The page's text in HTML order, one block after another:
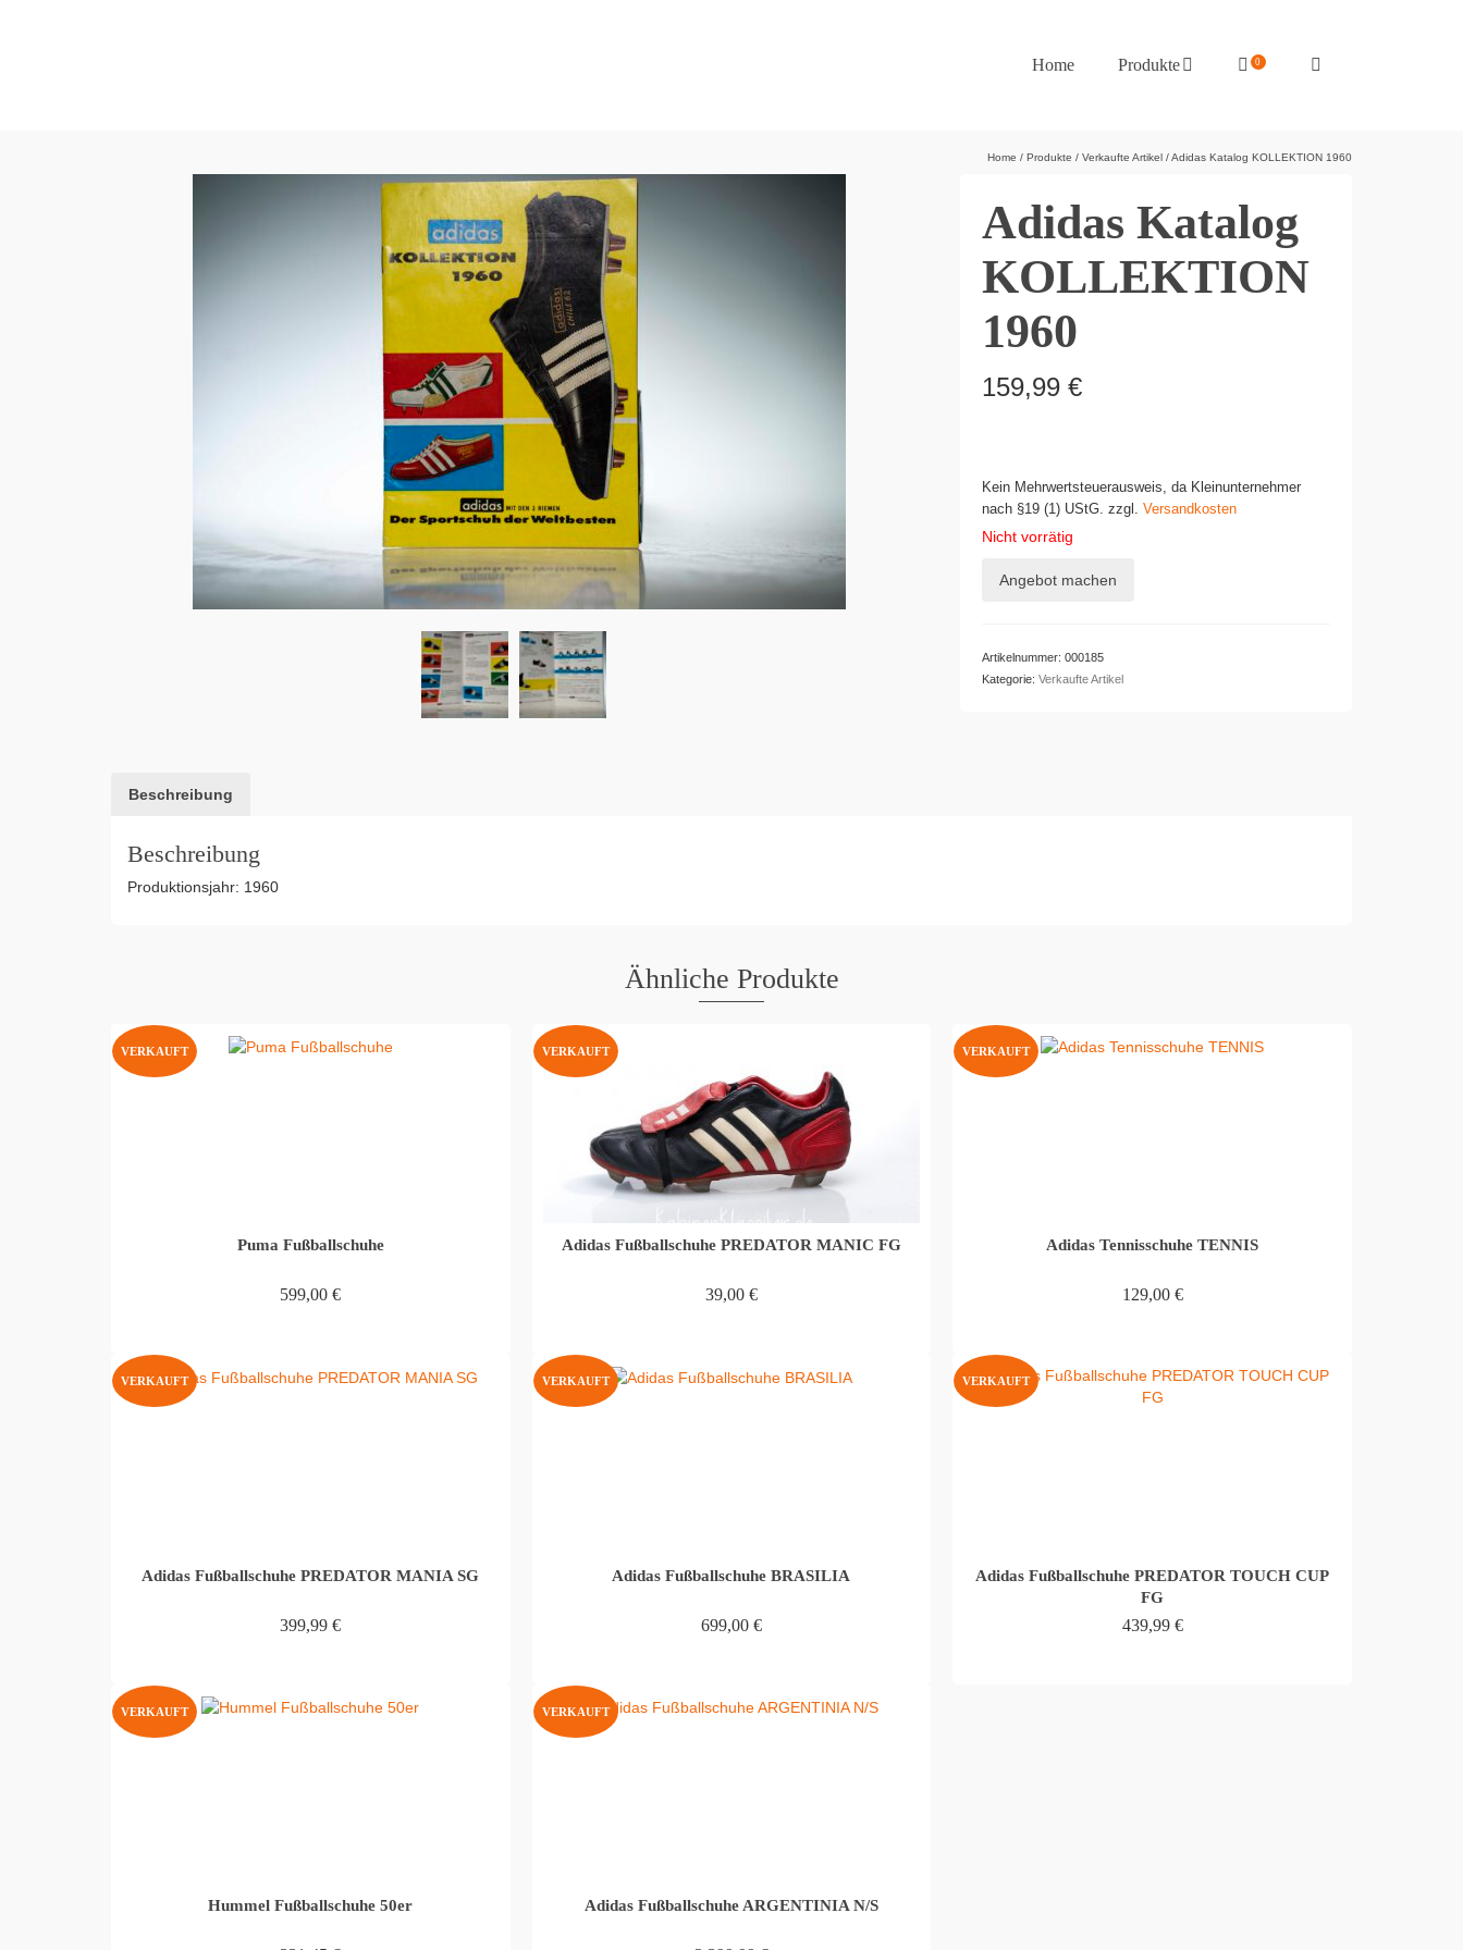
Home Produkte 0
Home / Produkte / Verkaufte Artikel /Adidas Katalog KOLLEKTION 1960
Adidas Katalog
KOLLEKTION
1960
159,99 €
Kein Mehrwertsteuerausweis, da Kleinunternehmer
nach §19 (1) UStG. zzgl. Versandkosten
Nicht vorrätig
Angebot machen
Artikelnummer: 000185
Kategorie: Verkaufte Artikel
Beschreibung
Beschreibung
Produktionsjahr: 1960
Ähnliche Produkte
VERKAUFT
Puma Fußballschuhe
599,00€
VERKAUFT
Adidas Fußballschuhe PREDATOR MANIC FG
39,00 €
VERKAUFT
Adidas Tennisschuhe TENNIS
129,00 €
VERKAUFT
Adidas Fußballschuhe PREDATOR MANIA SG
399,99€
VERKAUFT
Adidas Fußballschuhe BRASILIA
699,00 €
VERKAUFT
Adidas Fußballschuhe PREDATOR TOUCH CUP
FG
439,99 €
VERKAUFT
Hummel Fußballschuhe 50er
VERKAUFT
Adidas Fußballschuhe ARGENTINIA N/S